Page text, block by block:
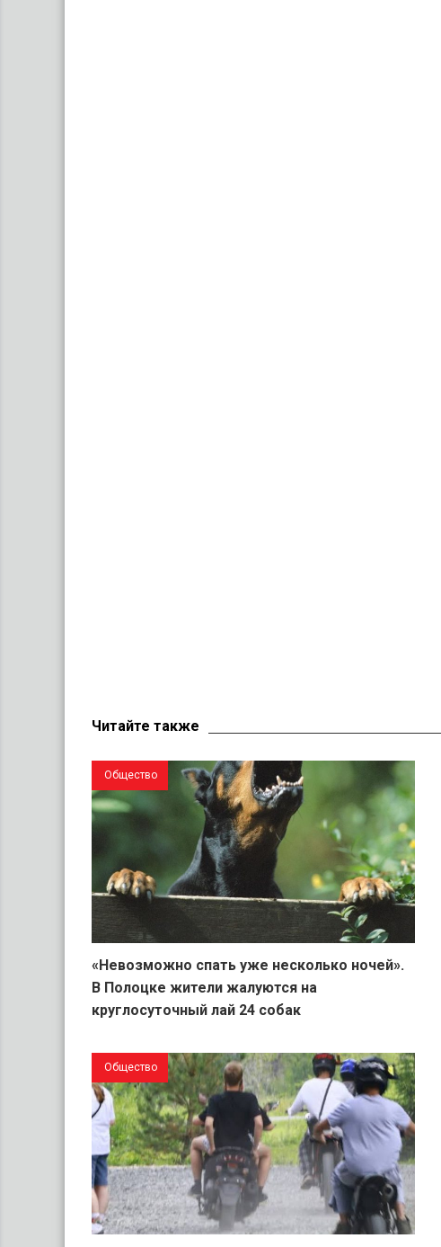
Читайте также
Общество
«Невозможно спать уже несколько ночей».
В Полоцке жители жалуются на
круглосуточный лай 24 собак
Общество